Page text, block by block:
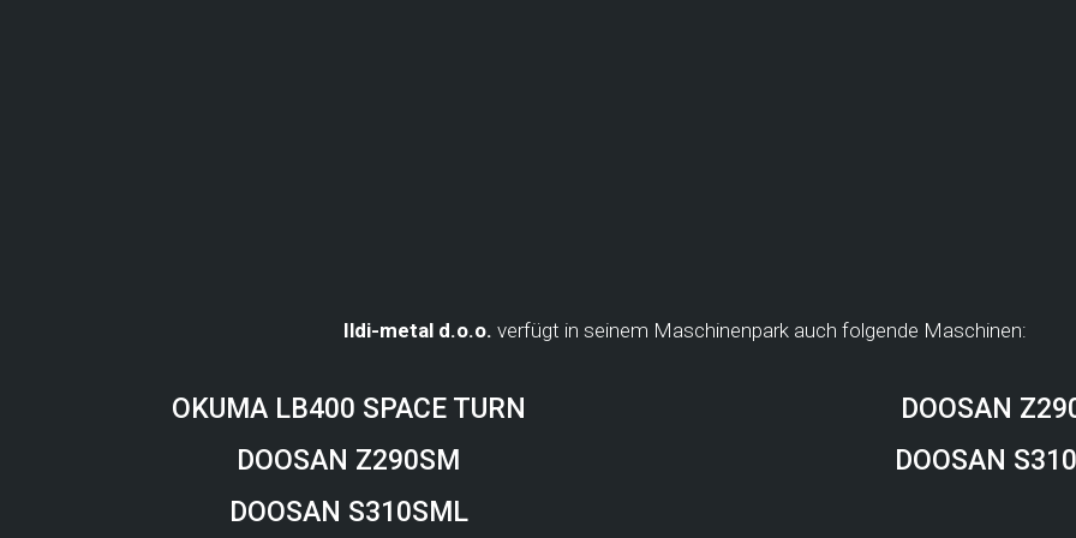
Ildi-metal d.o.o. verfügt in seinem Maschinenpark auch folgende Maschinen:
OKUMA LB400 SPACE TURN
DOOSAN Z290SM
DOOSAN S310SML
DOOSAN
DOOSAN